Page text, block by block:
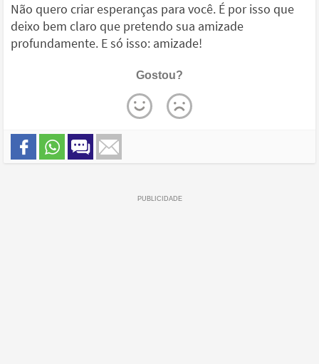
Não quero criar esperanças para você. É por isso que
deixo bem claro que pretendo sua amizade
profundamente. E só isso: amizade!
Gostou?